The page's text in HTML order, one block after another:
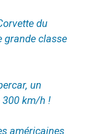
du
grande classe
un
300 km/h !
américaines